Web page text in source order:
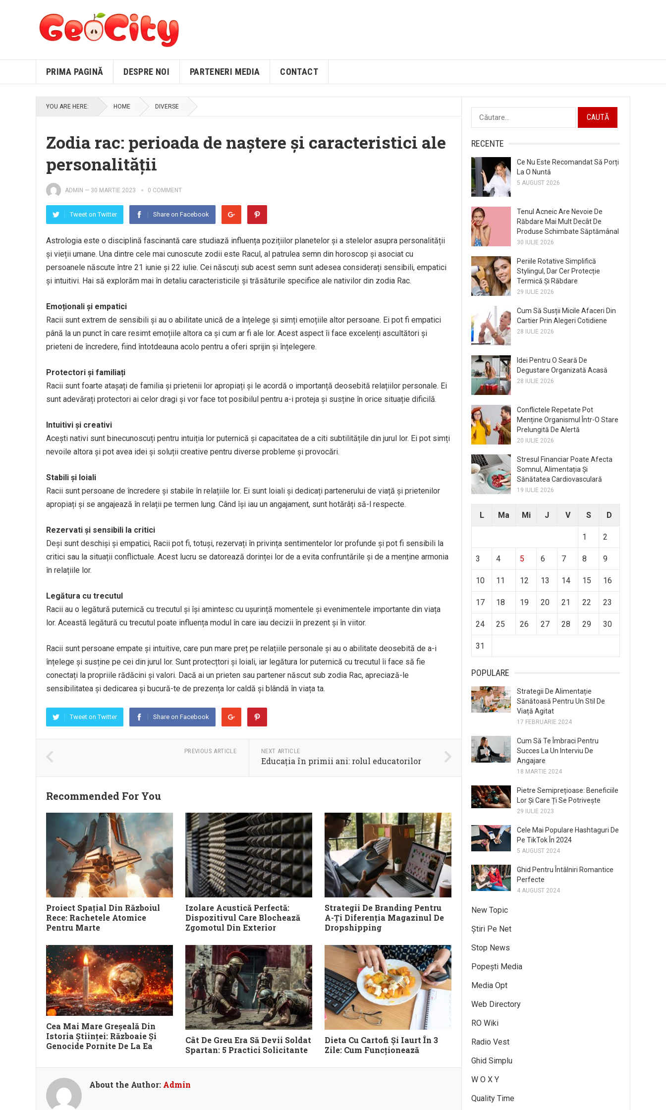
PRIMA PAGINĂ DESPRE NOI PARTENERI MEDIA CONTACT
YOU ARE HERE: HOME DIVERSE
Zodia rac: perioada de naștere și caracteristici ale
personalității
ADMIN — 30 MARTIE 2023 0 COMMENT
Tweet on Twitter Share on Facebook
Astrologia este o disciplină fascinantă care studiază influența pozițiilor planetelor și a stelelor asupra personalității
și vieții umane. Una dintre cele mai cunoscute zodii este Racul, al patrulea semn din horoscop și asociat cu
persoanele născute între 21 iunie și 22 iulie. Cei născuți sub acest semn sunt adesea considerați sensibili, empatici
și intuitivi. Hai să explorăm mai în detaliu caracteristicile și trăsăturile specifice ale nativilor din zodia Rac.
Emoționali și empatici
Racii sunt extrem de sensibili și au o abilitate unică de a înțelege și simți emoțiile altor persoane. Ei pot fi empatici
până la un punct în care resimt emoțiile altora ca și cum ar fi ale lor. Acest aspect îi face excelenți ascultători și
prieteni de încredere, fiind întotdeauna acolo pentru a oferi sprijin și înțelegere.
Protectori și familiați
Racii sunt foarte atașați de familia și prietenii lor apropiați și le acordă o importanță deosebită relațiilor personale. Ei
sunt adevărați protectori ai celor dragi și vor face tot posibilul pentru a-i proteja și susține în orice situație dificilă.
Intuitivi și creativi
Acești nativi sunt binecunoscuți pentru intuiția lor puternică și capacitatea de a citi subtilitățile din jurul lor. Ei pot simți
nevoile altora și pot avea idei și soluții creative pentru diverse probleme și provocări.
Stabili și loiali
Racii sunt persoane de încredere și stabile în relațiile lor. Ei sunt loiali și dedicați partenerului de viață și prietenilor
apropiați și se angajează în relații pe termen lung. Când își iau un angajament, sunt hotărâți să-l respecte.
Rezervati și sensibili la critici
Deși sunt deschiși și empatici, Racii pot fi, totuși, rezervați în privința sentimentelor lor profunde și pot fi sensibili la
critici sau la situații conflictuale. Acest lucru se datorează dorinței lor de a evita confruntările și de a menține armonia
în relațiile lor.
Legătura cu trecutul
Racii au o legătură puternică cu trecutul și își amintesc cu ușurință momentele și evenimentele importante din viața
lor. Această legătură cu trecutul poate influența modul în care iau decizii în prezent și în viitor.
Racii sunt persoane empate și intuitive, care pun mare preț pe relațiile personale și au o abilitate deosebită de a-i
înțelege și susține pe cei din jurul lor. Sunt protecțtori și loiali, iar legătura lor puternică cu trecutul îi face să fie
conectați la propriile rădăcini și valori. Dacă ai un prieten sau partener născut sub zodia Rac, apreciază-le
sensibilitatea și dedicarea și bucură-te de prezența lor caldă și blândă în viața ta.
Tweet on Twitter Share on Facebook
PREVIOUS ARTICLE NEXT ARTICLE
Educația în primii ani: rolul educatorilor
Recommended For You
Proiect Spațial Din Războiul
Rece: Rachetele Atomice
Pentru Marte
Izolare Acustică Perfectă:
Dispozitivul Care Blochează
Zgomotul Din Exterior
Strategii De Branding Pentru
A-Ți Diferenția Magazinul De
Dropshipping
Cea Mai Mare Greșeală Din
Istoria Științei: Războaie Și
Genocide Pornite De La Ea
Cât De Greu Era Să Devii Soldat
Spartan: 5 Practici Solicitante
Dieta Cu Cartofi Și Iaurt În 3
Zile: Cum Funcționează
About the Author: Admin
Caută
după:
RECENTE
Ce Nu Este Recomandat Să Porți
La O Nuntă
5 AUGUST 2026
Tenul Acneic Are Nevoie De
Răbdare Mai Mult Decât De
Produse Schimbate Săptămânal
30 IULIE 2026
Periile Rotative Simplifică
Stylingul, Dar Cer Protecție
Termică Și Răbdare
29 IULIE 2026
Cum Să Susții Micile Afaceri Din
Cartier Prin Alegeri Cotidiene
28 IULIE 2026
Idei Pentru O Seară De
Degustare Organizată Acasă
28 IULIE 2026
Conflictele Repetate Pot
Menține Organismul Într-O Stare
Prelungită De Alertă
20 IULIE 2026
Stresul Financiar Poate Afecta
Somnul, Alimentația Și
Sănătatea Cardiovasculară
19 IULIE 2026
L Ma Mi J V S D
1 2
3 4 5 6 7 8 9
10 11 12 13 14 15 16
17 18 19 20 21 22 23
24 25 26 27 28 29 30
31
POPULARE
Strategii De Alimentație
Sănătoasă Pentru Un Stil De
Viață Agitat
17 FEBRUARIE 2024
Cum Să Te Îmbraci Pentru
Succes La Un Interviu De
Angajare
18 MARTIE 2024
Pietre Semiprețioase: Beneficiile
Lor Și Care Ți Se Potrivește
29 IULIE 2023
Cele Mai Populare Hashtaguri De
Pe TikTok În 2024
5 AUGUST 2024
Ghid Pentru Întâlniri Romantice
Perfecte
4 AUGUST 2024
New Topic
Știri Pe Net
Stop News
Popești Media
Media Opt
Web Directory
RO Wiki
Radio Vest
Ghid Simplu
W O X Y
Quality Time